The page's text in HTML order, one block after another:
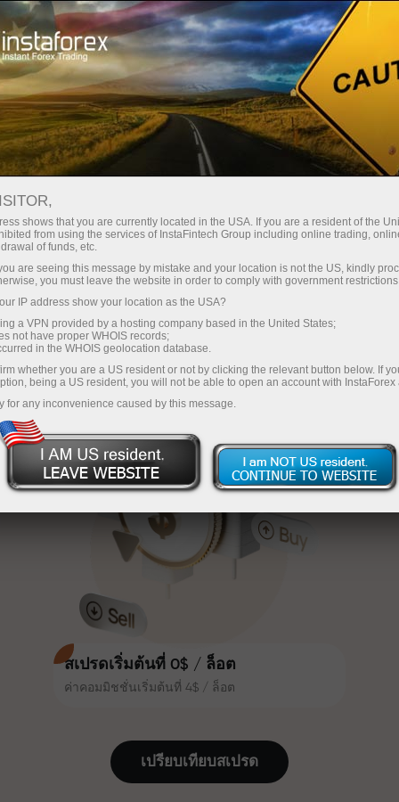
InstaForex
สเปรดเริ่มต้นที่ 0$ / ล็อต
ค่าคอมมิชชั่นเริ่มต้นที่ 4$ / ล็อต
กับ InstaForex คุณจะได้รับเงื่อนไขที่
สูงสุด 1:5000 สเปรดและค่า
คอมมิชชั่นที่ดีที่สุดในตลาด รวมถึง
เงื่อนไขที่เหมาะสมสำหรับการเทรด
หุ้นและดัชนี
InstaForex ทุกคนสามารถรับโบนัส
สูงสุด 30% จากยอดฝาก และใช้
ประโยชน์จากโปรโมชั่นและข้อเสนอ
พิเศษอื่น ๆ
ความเร็วในสนามแข่งและความเร็ว
ในการเทรดมีคุณค่าเดียวกัน Aleš
Loprais นำความมุ่งมั่นและวินัยเข้าสู่
โลกของการเทรด ในฐานะพันธมิตรที่
สร้างแรงบันดาลใจให้ลูกค้าบรรลุเป้า
หมายที่ทะเยอทะยาน
คนสามารถรับ iPhone, MacBook
หรือทริปในฝัน เพียงแค่ฝากเงิน
สเปรดต่ำมาก — กำไรสูง
โบนัส 30%
สำหรับทุกการฝาก
ความเร็ว
ในการเทรดและบนทางหลวง
แจ็กพอตของขวัญส่วนตัวของคุณ
ฝากเงินจำนวน $333 — เลือกของขวัญมูลค่าสูงสุด
$1,500
เทรดแบบไร้ความเสี่ยง — เรารับประกัน
กำไรของคุณ
โบนัสสูงสุด X1000 — ตัวคูณที่ใหญ่ที่สุด
เปรียบเทียบสเปรด
shows that you are currently located in the USA. If you are a resident of the
from using the services of InstaFintech Group including online trading,
of funds, etc.
are seeing this message by mistake and your location is not the US, kindly
you must leave the website in order to comply with government
IP address show your location as the USA?
a VPN provided by a hosting company based in the United States;
not have proper WHOIS records;
in the WHOIS geolocation database.
whether you are a US resident or not by clicking the relevant button below. If
being a US resident, you will not be able to open an account with InstaForex
for any inconvenience caused by this message.